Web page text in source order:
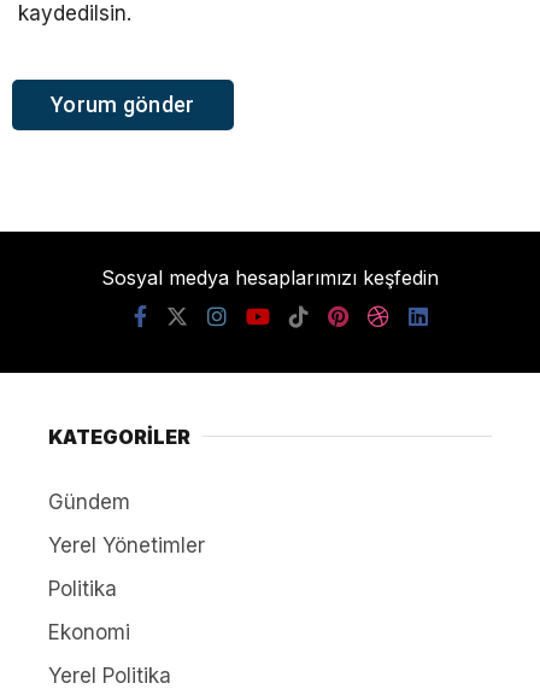
kaydedilsin.
Sosyal medya hesaplarımızı keşfedin
KATEGORİLER
Gündem
Yerel Yönetimler
Politika
Ekonomi
Yerel Politika